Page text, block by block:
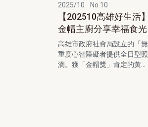
2025/10 No.10
【202510高雄好生活】
金帽主廚分享幸福食
高雄市政府社會局設立的「
重度心智障礙者提供全日型
滴。獲「金帽獎」肯定的黃...